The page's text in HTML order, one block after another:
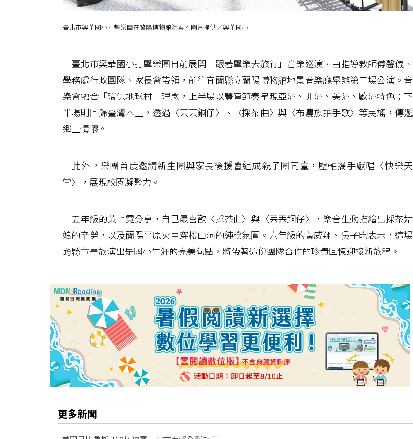
臺北市興華國小打擊樂團在蘭陽博物館演奏。圖片提供／興華國小
臺北市興華國小打擊樂團日前展開「跟著擊樂去旅行」音樂巡演，由指導教師傅馨儀、
學務處行政團隊、家長會帶領，前往宜蘭縣立蘭陽博物館地景音樂廳舉辦第二場公演。音
樂會融合「環保地球村」理念，上半場以豐富節奏呈現亞洲、非洲、美洲、歐洲特色；下
半場則回歸臺灣本土，透過〈丟丟銅仔〉、〈採茶曲〉與〈布農族拍手歌〉等民謠，傳遞
鄉土情懷。
此外，樂團首度邀請新生團與家長後援會組成親子團同臺，壓軸攜手獻唱〈快樂天
堂〉，展現校園凝聚力。
五年級的黃芊霓分享，自己最喜歡〈採茶曲〉與〈丟丟銅仔〉，樂音生動描繪出採茶姑
娘的辛勞，以及蘭陽平原火車穿梭山洞的純樸氛圍。六年級的黃威翔、吳子昀表示，這場
跨縣市畢旅演出是國小生涯的完美句點，將帶著這份團隊合作的珍貴回憶迎接新旅程。
更多新聞